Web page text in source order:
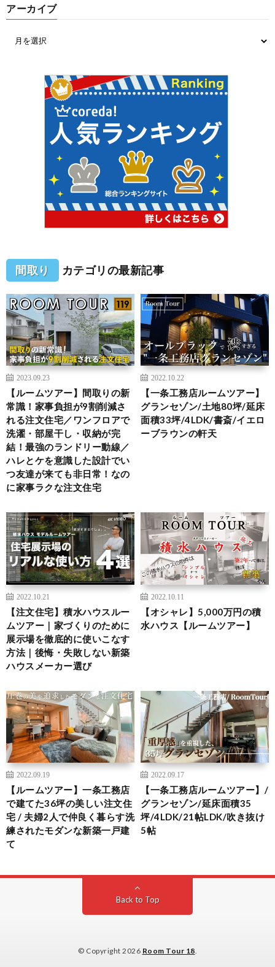
アーカイブ
間取り カテゴリの最新記事
2023.09.23
【ルームツアー】間取りの新
常識！家事負担が9割削減さ
れる注文住宅／ワンフロアで
洗濯・部屋干し・収納が完
結！最強のランドリー動線／
ハレとケを意識した設計でい
つ友達が来ても非日常！なの
に家事ラクな注文住宅
2022.10.22
【一条工務店ルームツアー】
グランセゾン/土地80坪/延床
面積33坪/4LDK/書斎/イエロ
ーブラウンの軒天
2022.10.21
【注文住宅】積水ハウスルー
ムツアー｜家づくりのために
展示場を徹底的に使いこなす
方法｜後悔・失敗しない新築
ハウスメーカー選び
2022.10.11
【オシャレ】5,000万円の積
水ハウス【ルームツアー】
2022.09.19
【ルームツアー】一条工務店
で建てた36坪の美しい注文住
宅 / 夫婦2人で仲良く暮らす洗
練されたモダンな新築一戸建
て
2022.09.17
【一条工務店ルームツアー】/
グランセゾン/延床面積35
坪/4LDK/21帖LDK/吹き抜け
5帖
Back to Top
© Copyright 2026 Room Tour 18.